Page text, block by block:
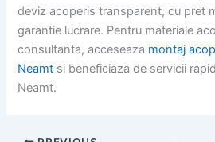
deviz acoperis transparent, cu pret
garantie lucrare. Pentru materiale
consultanta, acceseaza montaj
Neamt si beneficiaza de servicii
Neamt.